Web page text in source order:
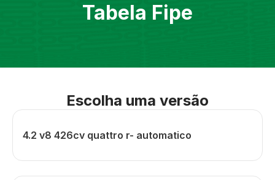
Tabela Fipe
Escolha uma versão
4.2 v8 426cv quattro r- automatico